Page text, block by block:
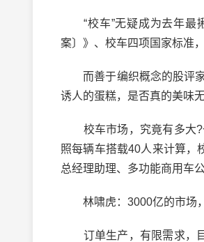
“校车”无疑成为去年最揪
案〕》、校车四项国家标准
而善于编织概念的股评家
诱人的蛋糕，是否真的美味
校车市场，究竟有多大?
照每辆车搭载40人来计算，
总经理助理、多功能商用车
林啸虎：3000亿的市场，
订单生产，有限需求，目